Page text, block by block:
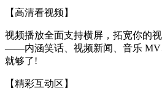
【高清看视频】
视频播放全面支持横屏，拓宽你的
——内涵笑话、视频新闻、音乐 MV
就够了!
【精彩互动区】